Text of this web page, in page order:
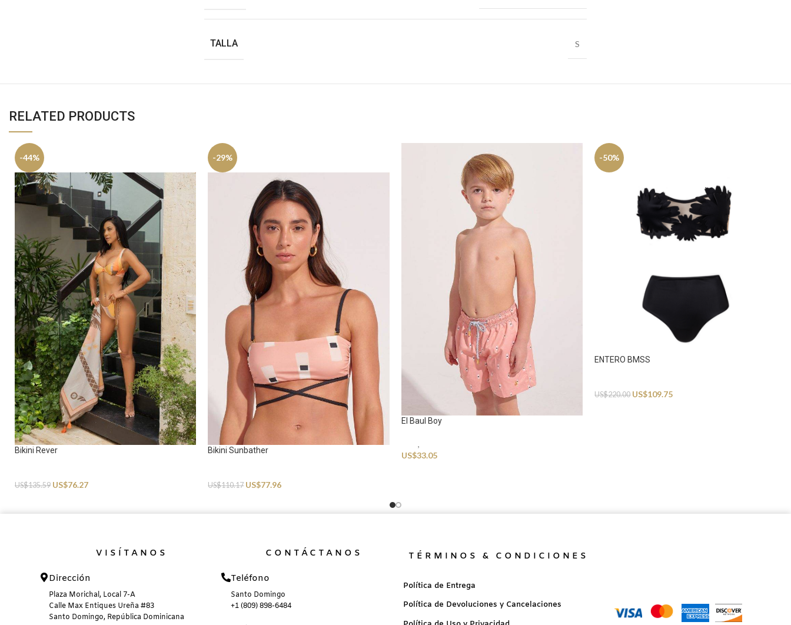
TALLA S
RELATED PRODUCTS
-44%
Bikini Rever
US$135.59 US$76.27
-29%
Bikini Sunbather
US$110.17 US$77.96
El Baul Boy
,
US$33.05
-50%
ENTERO BMSS
US$220.00 US$109.75
VISÍTANOS
Dirección
Plaza Morichal, Local 7-A
Calle Max Entiques Ureña #83
Santo Domingo, República Dominicana
CONTÁCTANOS
Teléfono
Santo Domingo
+1 (809) 898-6484
TÉRMINOS & CONDICIONES
Política de Entrega
Política de Devoluciones y Cancelaciones